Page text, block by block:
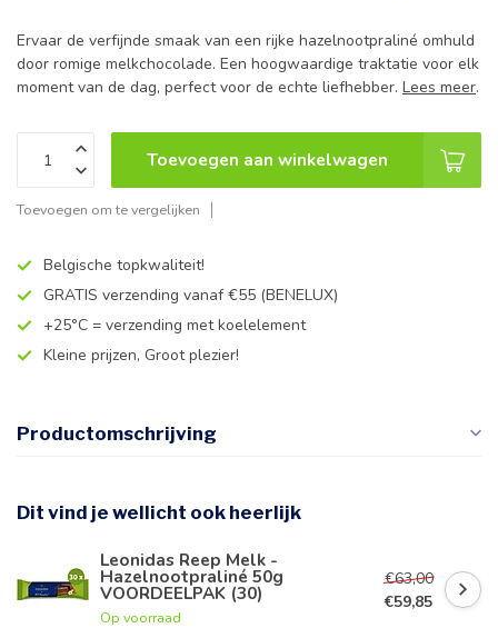
Ervaar de verfijnde smaak van een rijke hazelnootpraliné omhuld
door romige melkchocolade. Een hoogwaardige traktatie voor elk
moment van de dag, perfect voor de echte liefhebber. Lees meer.
Toevoegen aan winkelwagen
Toevoegen om te vergelijken
Belgische topkwaliteit!
GRATIS verzending vanaf €55 (BENELUX)
+25°C = verzending met koelelement
Kleine prijzen, Groot plezier!
Productomschrijving
Dit vind je wellicht ook heerlijk
Leonidas Reep Melk -
Hazelnootpraliné 50g
VOORDEELPAK (30)
Op voorraad
€63,00
€59,85